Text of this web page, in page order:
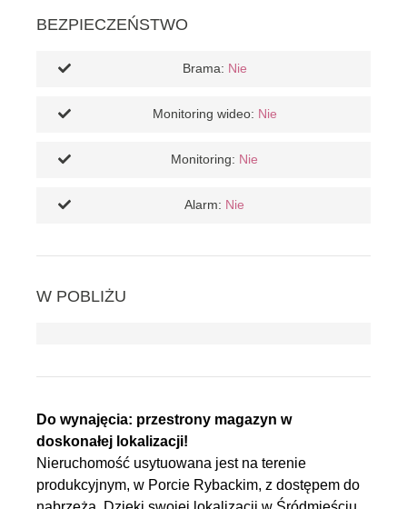
BEZPIECZEŃSTWO
Brama: Nie
Monitoring wideo: Nie
Monitoring: Nie
Alarm: Nie
W POBLIŻU
Do wynajęcia: przestrony magazyn w
doskonałej lokalizacji!
Nieruchomość usytuowana jest na terenie
produkcyjnym, w Porcie Rybackim, z dostępem do